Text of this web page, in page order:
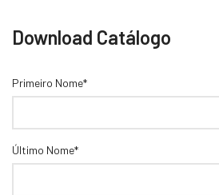
Download Catálogo
Primeiro Nome*
Último Nome*